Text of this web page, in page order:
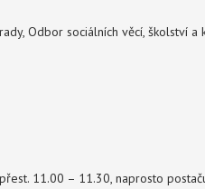
Odbor sociálních věcí, školství a
11.00 – 11.30, naprosto